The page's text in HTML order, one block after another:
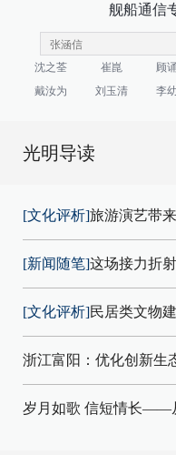
舰船通信
沈之荃 崔崑 顾
戴汝为
刘玉清 李
光明导读
[文化评析]旅游演艺带
[新闻随笔]这场接力折
[文化评析]民居类文物
浙江富阳：优化创新生
岁月如歌 信短情长——